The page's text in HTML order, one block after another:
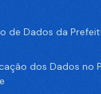
de Dados da
dos Dados no